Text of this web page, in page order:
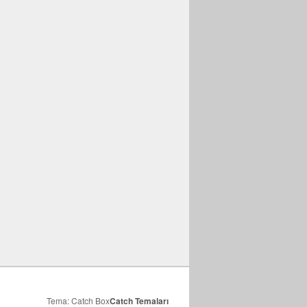
Tema: Catch BoxCatch Temaları